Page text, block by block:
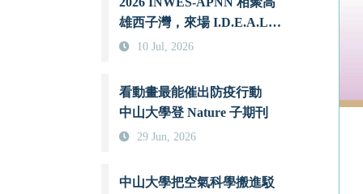
雄西子灣，來場 I.D.E.A.L.
的約會吧！
10 Jul, 2026
看動畫最能催出防疫行動
中山大學登 Nature 子期刊
29 Jun, 2026
中山大學把空氣科學搬進駁